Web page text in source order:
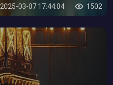
2025-03-07 17:44:04 1502